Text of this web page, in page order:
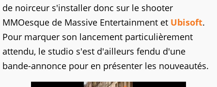
de noirceur s'installer donc sur le shooter
MMOesque de Massive Entertainment et Ubisoft.
Pour marquer son lancement particulièrement
attendu, le studio s'est d'ailleurs fendu d'une
bande-annonce pour en présenter les nouveautés.